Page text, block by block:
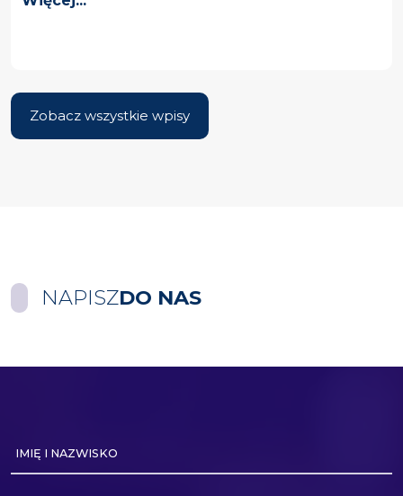
Zobacz wszystkie wpisy
NAPISZDO NAS
IMIĘ I NAZWISKO